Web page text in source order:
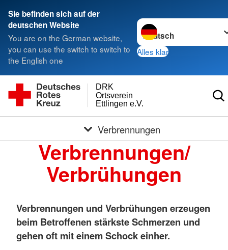
Sie befinden sich auf der
deutschen Website
You are on the German website,
you can use the switch to switch to
the English one
Sprache wechseln zu
Alles klar
Ettlingen e.V.
Ortsverein
DRK
Verbrennungen
Verbrennungen/
Verbrühungen
Verbrennungen und Verbrühungen erzeugen
beim Betroffenen stärkste Schmerzen und
gehen oft mit einem Schock einher.